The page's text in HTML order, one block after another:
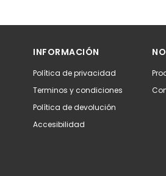
INFORMACIÓN
Política de privacidad
Terminos y condiciones
Política de devolución
Accesibilidad